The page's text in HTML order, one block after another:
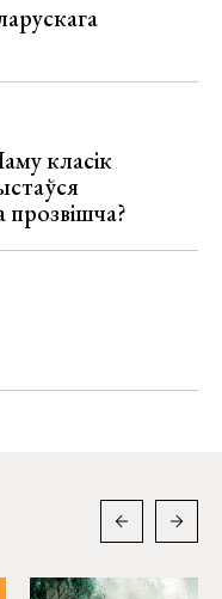
класік
прозвішча?